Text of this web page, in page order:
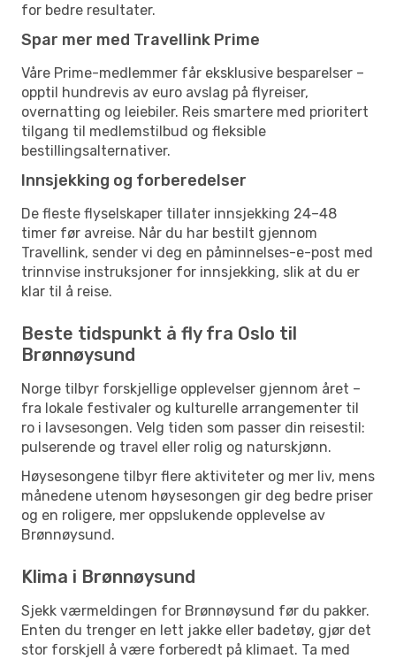
for bedre resultater.
Spar mer med Travellink Prime
Våre Prime-medlemmer får eksklusive besparelser –
opptil hundrevis av euro avslag på flyreiser,
overnatting og leiebiler. Reis smartere med prioritert
tilgang til medlemstilbud og fleksible
bestillingsalternativer.
Innsjekking og forberedelser
De fleste flyselskaper tillater innsjekking 24–48
timer før avreise. Når du har bestilt gjennom
Travellink, sender vi deg en påminnelses-e-post med
trinnvise instruksjoner for innsjekking, slik at du er
klar til å reise.
Beste tidspunkt å fly fra Oslo til
Brønnøysund
Norge tilbyr forskjellige opplevelser gjennom året –
fra lokale festivaler og kulturelle arrangementer til
ro i lavsesongen. Velg tiden som passer din reisestil:
pulserende og travel eller rolig og naturskjønn.
Høysesongene tilbyr flere aktiviteter og mer liv, mens
månedene utenom høysesongen gir deg bedre priser
og en roligere, mer oppslukende opplevelse av
Brønnøysund.
Klima i Brønnøysund
Sjekk værmeldingen for Brønnøysund før du pakker.
Enten du trenger en lett jakke eller badetøy, gjør det
stor forskjell å være forberedt på klimaet. Ta med